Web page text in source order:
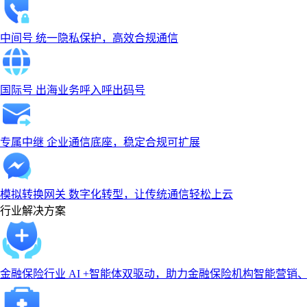
中间号 统一隐私保护，高效合规通信
国际号 出海业务呼入呼出码号
专属中继 企业通信底座，稳定合规可扩展
模拟转换网关 数字化转型，让传统通信轻松上云
行业解决方案
金融保险行业 AI +智能体双驱动，助力金融保险机构智能营销